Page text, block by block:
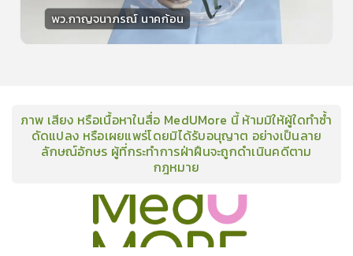
พว.กาญจนาภรณ์ นาคก้อน
ภาพ เสียง หรือเนื้อหาในสื่อ MedUMore นี้ ห้ามมิให้ผู้ใดทำซ้ำ
ดัดแปลง หรือเผยแพร่โดยมิได้รับอนุญาต อย่างเป็นลาย
ลักษณ์อักษร ผู้ที่กระทำการฝ่าฝืนจะถูกดำเนินคดีตาม
กฎหมาย
คอร์ส คลังเนื้อหาประชุมวิชาการ ข่าวสารอินโฟกราฟิก